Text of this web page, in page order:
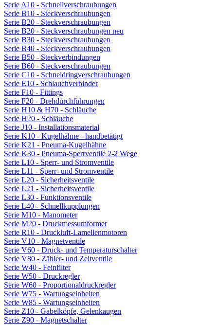
Serie A10 - Schnellverschraubungen
Serie B10 - Steckverschraubungen
Serie B20 - Steckverschraubungen
Serie B20 - Steckverschraubungen neu
Serie B30 - Steckverschraubungen
Serie B40 - Steckverschraubungen
Serie B50 - Steckverbindungen
Serie B60 - Steckverschraubungen
Serie C10 - Schneidringverschraubungen
Serie E10 - Schlauchverbinder
Serie F10 - Fittings
Serie F20 - Drehdurchführungen
Serie H10 & H70 - Schläuche
Serie H20 - Schläuche
Serie J10 - Installationsmaterial
Serie K10 - Kugelhähne - handbetätigt
Serie K21 - Pneuma-Kugelhähne
Serie K30 - Pneuma-Sperrventile 2-2 Wege
Serie L10 - Sperr- und Stromventile
Serie L11 - Sperr- und Stromventile
Serie L20 - Sicherheitsventile
Serie L21 - Sicherheitsventile
Serie L30 - Funktionsventile
Serie L40 - Schnellkupplungen
Serie M10 - Manometer
Serie M20 - Druckmessumformer
Serie R10 - Druckluft-Lamellenmotoren
Serie V10 - Magnetventile
Serie V60 - Druck- und Temperaturschalter
Serie V80 - Zähler- und Zeitventile
Serie W40 - Feinfilter
Serie W50 - Druckregler
Serie W60 - Proportionaldruckregler
Serie W75 - Wartungseinheiten
Serie W85 - Wartungseinheiten
Serie Z10 - Gabelköpfe, Gelenkaugen
Serie Z90 - Magnetschalter